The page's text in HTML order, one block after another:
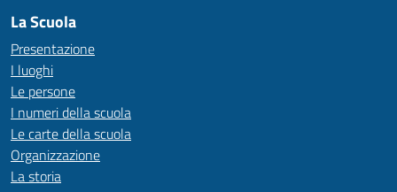
La Scuola
Presentazione
I luoghi
Le persone
I numeri della scuola
Le carte della scuola
Organizzazione
La storia